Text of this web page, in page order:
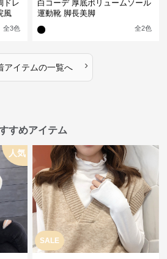
ドレ
風
全3色
白コーデ 厚底ボリュームソール
運動靴 脚長美脚
全2色
アイテムの一覧へ ›
すめアイテム
人気
SALE